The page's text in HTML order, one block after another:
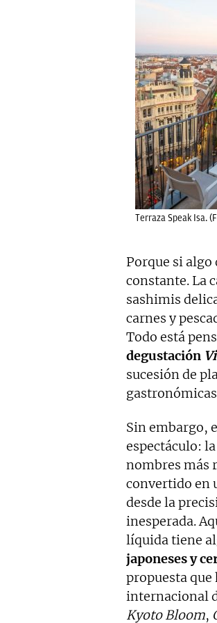
Terraza Speak Isa.
Porque si algo
constante. La
sashimis
carnes y
Todo está
degustación
sucesión de
Sin embargo,
espectáculo:
nombres más
convertido en
desde la
inesperada.
líquida tiene
japoneses y
propuesta que
internacional
Kyoto Bloom,